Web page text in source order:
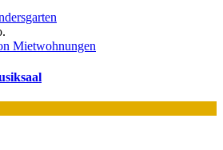
Mietwohnungen